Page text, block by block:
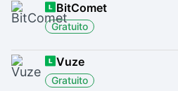
BitComet
Gratuito
Vuze
Gratuito